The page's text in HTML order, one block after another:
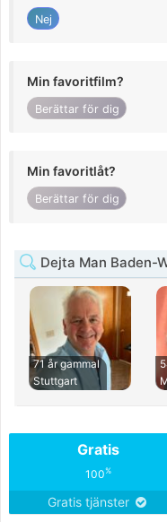
Nej
Min favoritfilm?
Berättar för dig
Min favoritlåt?
Berättar för dig
Dejta Man Baden-
71 år gammal
Stuttgart
Gratis
100%
Gratis tjänster